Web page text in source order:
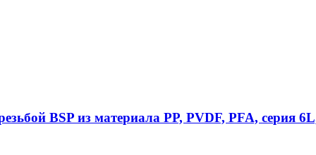
BSP из материала PP, PVDF, PFA, серия